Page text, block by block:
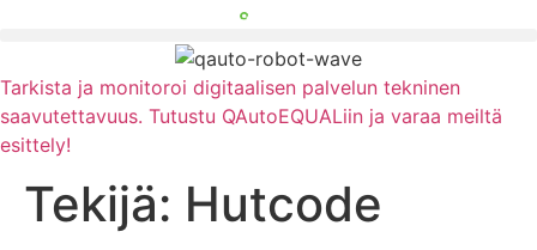
Tarkista ja monitoroi digitaalisen palvelun tekninen
saavutettavuus. Tutustu QAutoEQUALiin ja varaa meiltä
esittely!
Tekijä: Hutcode